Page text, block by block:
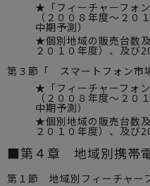
★「フィーチャーフォ
（２００８年度～２０
中期予測）
★個別地域の販売台数
２０１０年度）、及び
第３節「 スマートフォン市
★「フィーチャーフォ
（２００８年度～２０
中期予測）
★個別地域の販売台数
２０１０年度）、及び
■第４章 地域別携帯
第１節 地域別フィーチャー